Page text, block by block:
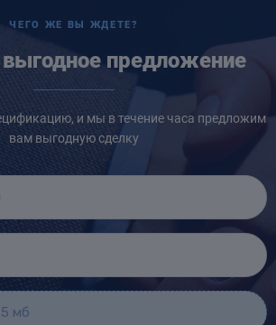
ЧЕГО ЖЕ ВЫ ЖДЕТЕ?
выгодное предложение
и мы в течение часа предложим
вам выгодную сделку
мб